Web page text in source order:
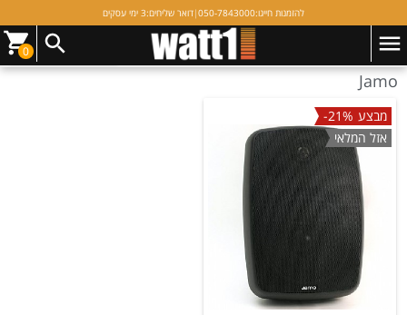
להזמנות חייגו:050-7843000
|דואר שליחים:3 ימי עסקים
0
Jamo
מבצע -21%
אזל המלאי
1 תוצאות (מציג 1 - 1) סינון